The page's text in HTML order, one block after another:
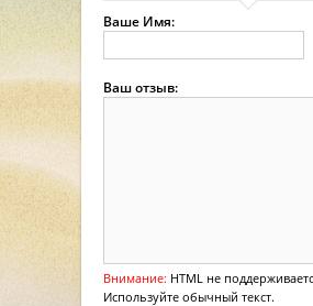
Ваше Имя:
Ваш отзыв:
Внимание: HTML не
Используйте обычный текст.